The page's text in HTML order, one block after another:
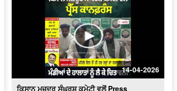
14-04-2026
ਕਿਸਾਨ ਮਜ਼ਦੂਰ ਸੰਘਰਸ਼ ਕਮੇਟੀ ਵਲੋਂ Press